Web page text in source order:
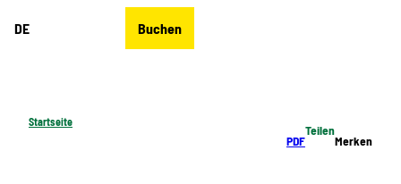
DE Buchen
Startseite
PDF
Teilen
Merken